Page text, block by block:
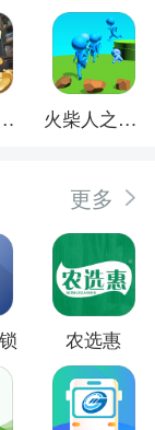
在喷钱 火柴人之觉醒年代
更多
农选惠